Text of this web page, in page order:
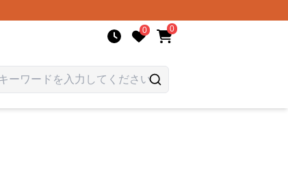
0 0